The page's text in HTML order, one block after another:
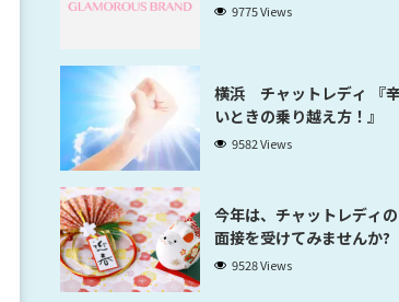
9775 Views
横浜 チャットレディ 『辛
いときの乗り越え方！』
9582 Views
今年は、チャットレディの
面接を受けてみませんか?
9528 Views